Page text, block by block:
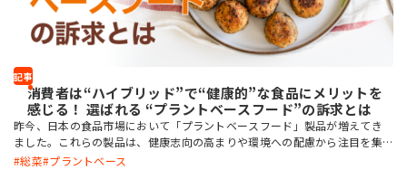
記事
消費者は“ハイブリッド”で“健康的”な食品にメリットを
感じる！ 選ばれる “プラントベースフード”の訴求とは
昨今、日本の食品市場において「プラントベースフード」製品が増えてき
ました。これらの製品は、健康志向の高まりや環境への配慮から注目を集
めています。とはいえ、まだまだ思い通りの製品を展開できていなかった
総菜 プラントベース